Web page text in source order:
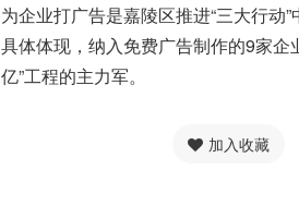
为企业打广告是嘉陵区推进“三大行动
具体体现，纳入免费广告制作的9家企
亿”工程的主力军。
加入收藏